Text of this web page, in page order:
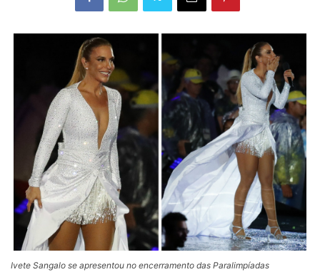
Ivete Sangalo se apresentou no encerramento das Paralimpíadas